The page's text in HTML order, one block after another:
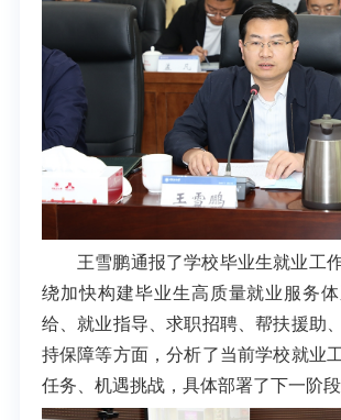
王雪鹏通报了学校毕业生就业工
绕加快构建毕业生高质量就业服务
给、就业指导、求职招聘、帮扶援助
持保障等方面，分析了当前学校就业
任务、机遇挑战，具体部署了下一阶段